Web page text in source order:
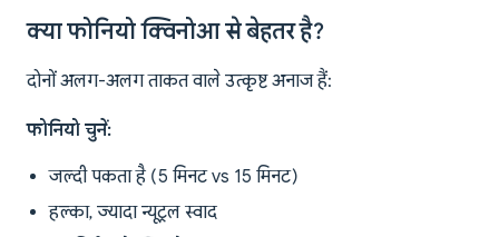
क्या फोनियो क्विनोआ से बेहतर है?
दोनों अलग-अलग ताकत वाले उत्कृष्ट अनाज हैं:
फोनियो चुनें:
जल्दी पकता है (5 मिनट vs 15 मिनट)
हल्का, ज्यादा न्यूट्रल स्वाद